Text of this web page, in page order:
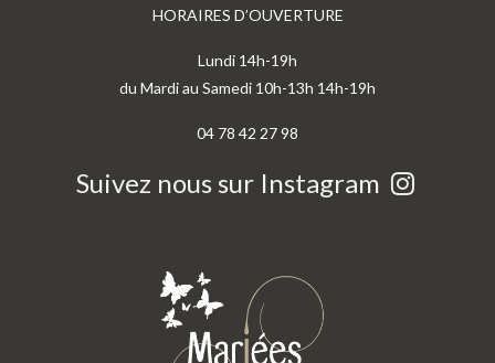
HORAIRES D’OUVERTURE
Lundi 14h-19h
du Mardi au Samedi 10h-13h 14h-19h
04 78 42 27 98
Suivez nous sur Instagram